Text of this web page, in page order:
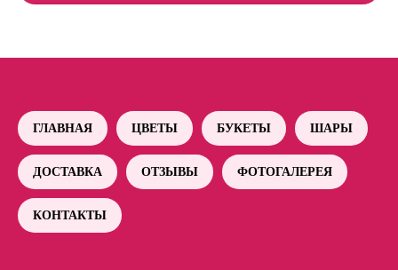
ГЛАВНАЯ ЦВЕТЫ БУКЕТЫ ШАРЫ
ДОСТАВКА ОТЗЫВЫ ФОТОГАЛЕРЕЯ
КОНТАКТЫ